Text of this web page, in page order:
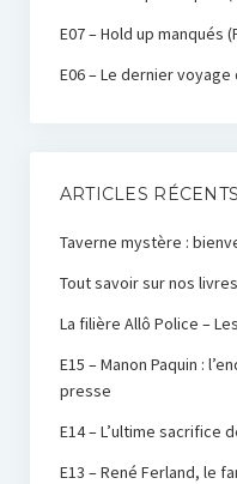
E07 – Hold up manqués
E06 – Le dernier
ARTICLES RÉCENTS
Taverne mystère :
Tout savoir sur nos livres
La filière Allô Police –
E15 – Manon Paquin :
presse
E14 – L’ultime sacrifice
E13 – René Ferland, le